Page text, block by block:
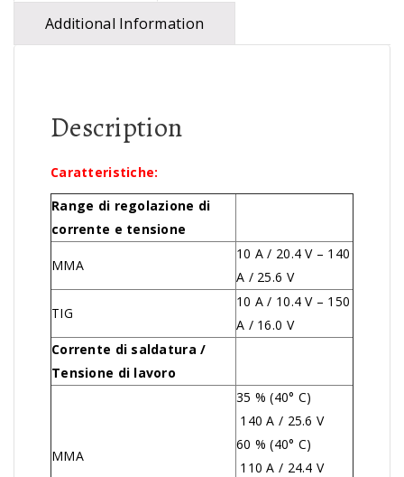
Additional Information
Description
Caratteristiche:
Range di regolazione di
corrente e tensione
MMA
10 A / 20.4 V – 140
A / 25.6 V
TIG
10 A / 10.4 V – 150
A / 16.0 V
Corrente di saldatura /
Tensione di lavoro
MMA
35 % (40° C)
140 A / 25.6 V
60 % (40° C)
110 A / 24.4 V